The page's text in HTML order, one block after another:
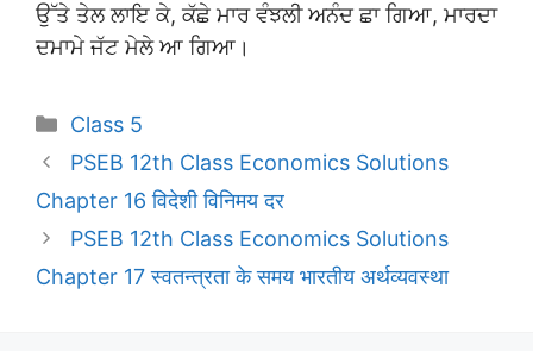
ਉੱਤੇ ਤੇਲ ਲਾਇ ਕੇ, ਕੱਛੇ ਮਾਰ ਵੰਝਲੀ ਅਨੰਦ ਛਾ ਗਿਆ, ਮਾਰਦਾ
ਦਮਾਮੇ ਜੱਟ ਮੇਲੇ ਆ ਗਿਆ।
Categories
Class 5
PSEB 12th Class Economics Solutions
Chapter 16 विदेशी विनिमय दर
PSEB 12th Class Economics Solutions
Chapter 17 स्वतन्त्रता के समय भारतीय अर्थव्यवस्था